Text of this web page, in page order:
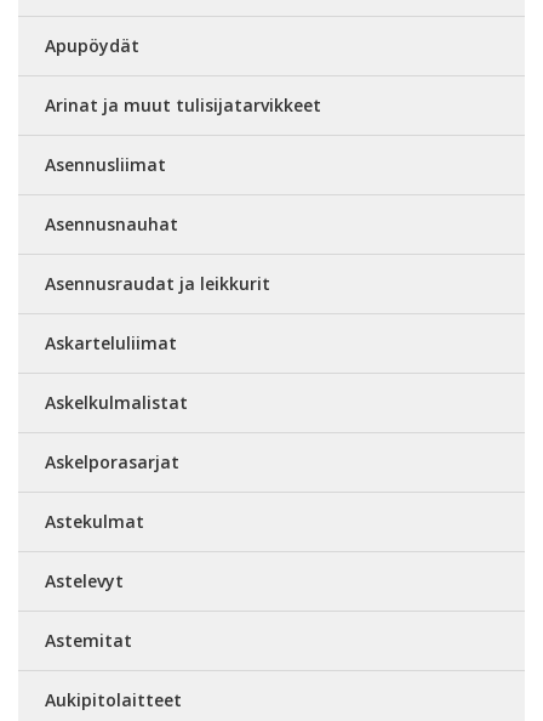
Apupöydät
Arinat ja muut tulisijatarvikkeet
Asennusliimat
Asennusnauhat
Asennusraudat ja leikkurit
Askarteluliimat
Askelkulmalistat
Askelporasarjat
Astekulmat
Astelevyt
Astemitat
Aukipitolaitteet